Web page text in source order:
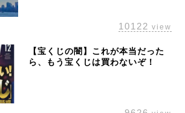
10122 view
【宝くじの闇】これが本当だった
ら、もう宝くじは買わないぞ！